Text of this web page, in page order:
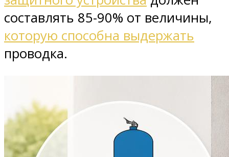
составлять 85-90% от величины,
которую способна выдержать
проводка.